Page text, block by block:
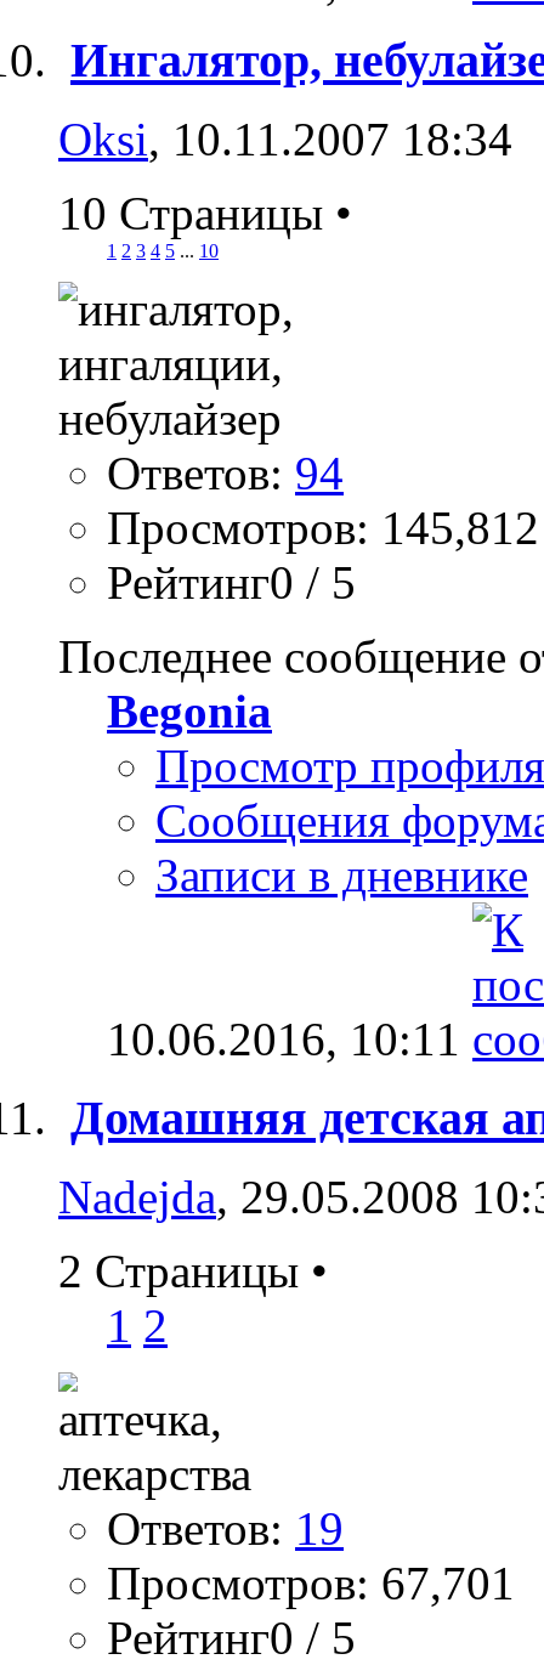
Ингалятор,
Oksi, 10.11.2007 18:34
10 Страницы •
1 2 3 4 5 ... 10
Ответов: 94
Просмотров: 145,812
Рейтинг0 / 5
Последнее сообщение
Begonia
Просмотр профиля
Сообщения
Записи в дневнике
10.06.2016, 10:11
Домашняя детская
Nadejda, 29.05.2008
2 Страницы •
1 2
Ответов: 19
Просмотров: 67,701
Рейтинг0 / 5